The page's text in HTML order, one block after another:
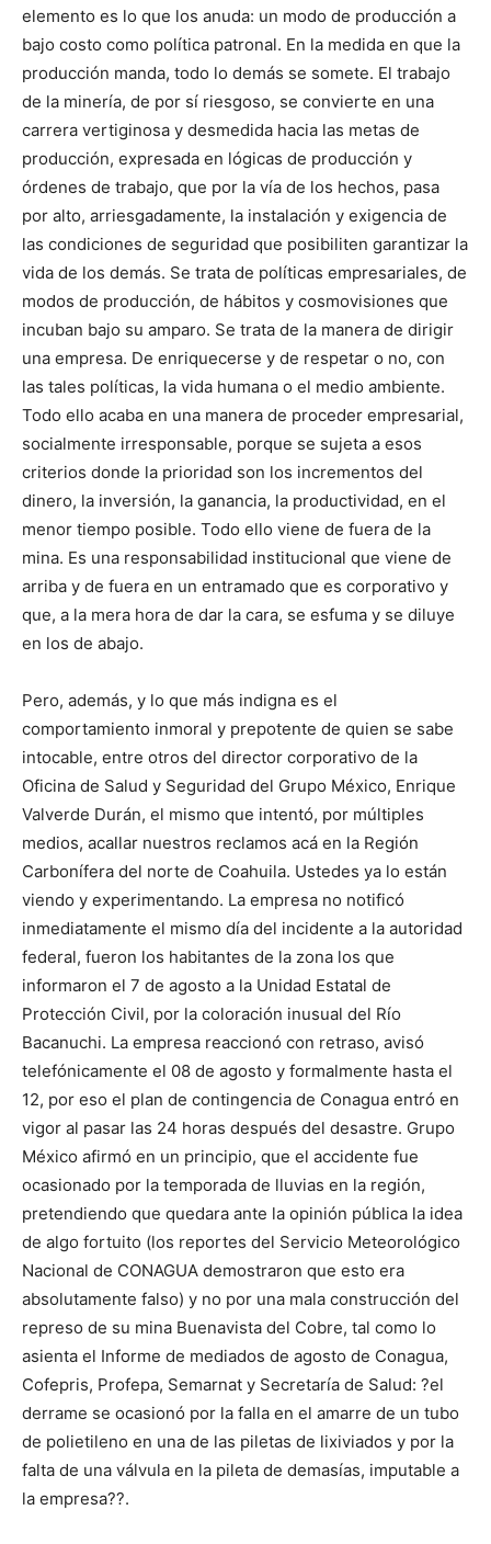
elemento es lo que los anuda: un modo de producción a
bajo costo como política patronal. En la medida en que la
producción manda, todo lo demás se somete. El trabajo
de la minería, de por sí riesgoso, se convierte en una
carrera vertiginosa y desmedida hacia las metas de
producción, expresada en lógicas de producción y
órdenes de trabajo, que por la vía de los hechos, pasa
por alto, arriesgadamente, la instalación y exigencia de
las condiciones de seguridad que posibiliten garantizar la
vida de los demás. Se trata de políticas empresariales, de
modos de producción, de hábitos y cosmovisiones que
incuban bajo su amparo. Se trata de la manera de dirigir
una empresa. De enriquecerse y de respetar o no, con
las tales políticas, la vida humana o el medio ambiente.
Todo ello acaba en una manera de proceder empresarial,
socialmente irresponsable, porque se sujeta a esos
criterios donde la prioridad son los incrementos del
dinero, la inversión, la ganancia, la productividad, en el
menor tiempo posible. Todo ello viene de fuera de la
mina. Es una responsabilidad institucional que viene de
arriba y de fuera en un entramado que es corporativo y
que, a la mera hora de dar la cara, se esfuma y se diluye
en los de abajo.
Pero, además, y lo que más indigna es el
comportamiento inmoral y prepotente de quien se sabe
intocable, entre otros del director corporativo de la
Oficina de Salud y Seguridad del Grupo México, Enrique
Valverde Durán, el mismo que intentó, por múltiples
medios, acallar nuestros reclamos acá en la Región
Carbonífera del norte de Coahuila. Ustedes ya lo están
viendo y experimentando. La empresa no notificó
inmediatamente el mismo día del incidente a la autoridad
federal, fueron los habitantes de la zona los que
informaron el 7 de agosto a la Unidad Estatal de
Protección Civil, por la coloración inusual del Río
Bacanuchi. La empresa reaccionó con retraso, avisó
telefónicamente el 08 de agosto y formalmente hasta el
12, por eso el plan de contingencia de Conagua entró en
vigor al pasar las 24 horas después del desastre. Grupo
México afirmó en un principio, que el accidente fue
ocasionado por la temporada de lluvias en la región,
pretendiendo que quedara ante la opinión pública la idea
de algo fortuito (los reportes del Servicio Meteorológico
Nacional de CONAGUA demostraron que esto era
absolutamente falso) y no por una mala construcción del
represo de su mina Buenavista del Cobre, tal como lo
asienta el Informe de mediados de agosto de Conagua,
Cofepris, Profepa, Semarnat y Secretaría de Salud: ?el
derrame se ocasionó por la falla en el amarre de un tubo
de polietileno en una de las piletas de lixiviados y por la
falta de una válvula en la pileta de demasías, imputable a
la empresa??.